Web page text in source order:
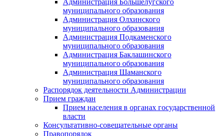
муниципального образования
Администрация Олхинского
муниципального образования
Администрация Подкаменского
муниципального образования
Администрация Баклашинского
муниципального образования
Администрация Шаманского
муниципального образования
Распорядок деятельности Администрации
Прием граждан
Прием населения в органах государственной
власти
Консультативно-совещательные органы
Правопорядок